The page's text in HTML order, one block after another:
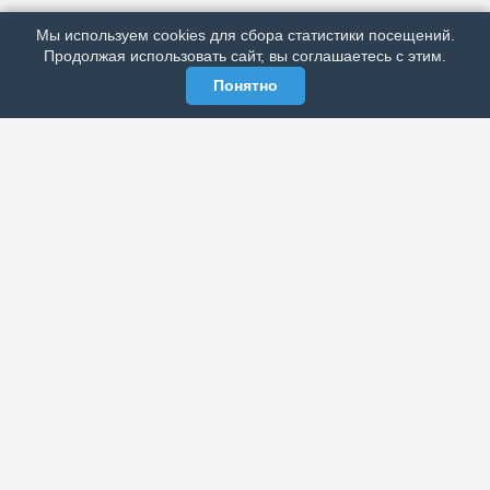
РЕКЛАМА У НАС
МЫ В СОЦСЕТЯХ
Мы используем cookies для сбора статистики посещений.
Продолжая использовать сайт, вы соглашаетесь с этим.
Понятно